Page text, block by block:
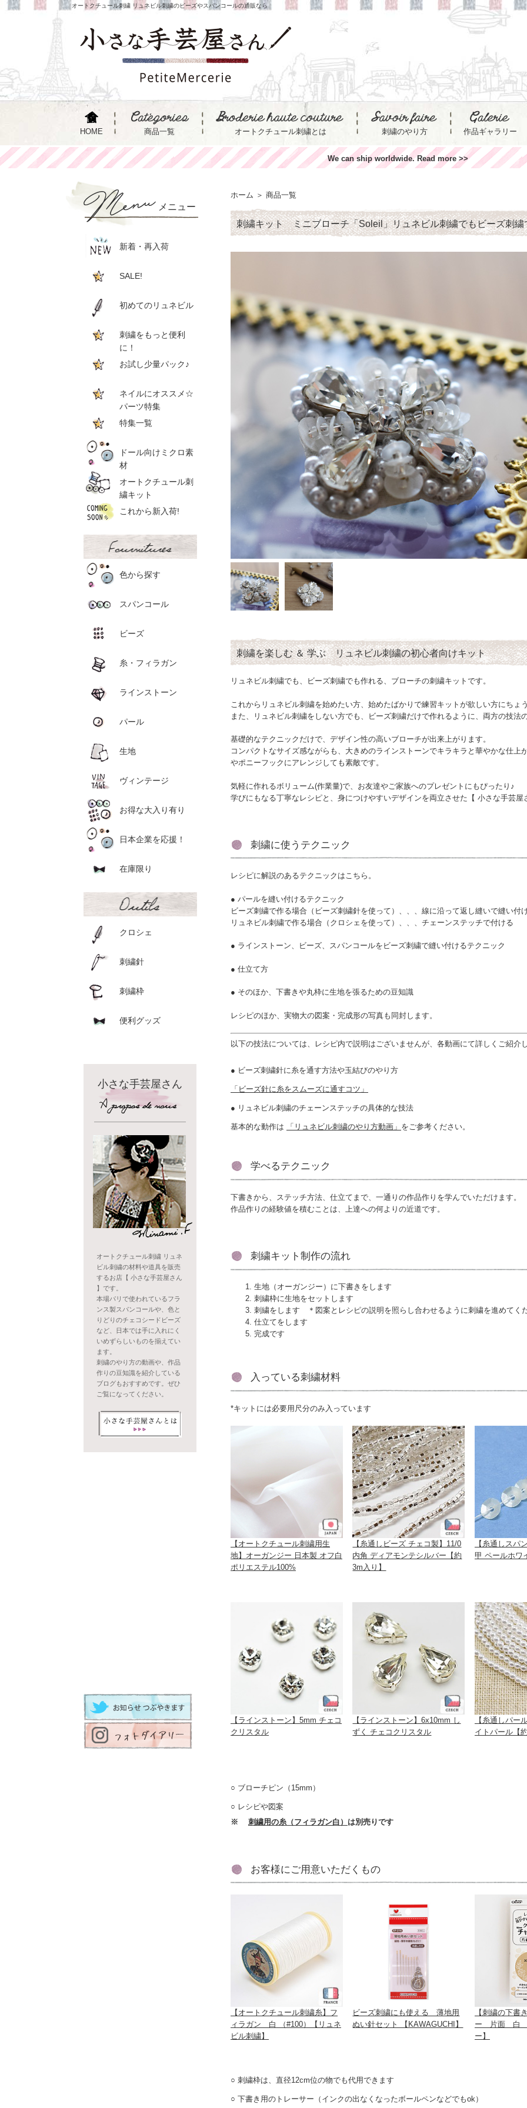
オートクチュール刺繍 リュネビル刺繍のビーズやスパンコールの通販なら
HOME 商品一覧 オートクチュール刺繍とは 刺繍のやり方 作品ギャラリー
We can ship worldwide. Read more >>
ホーム ＞ 商品一覧
刺繍キット ミニブローチ「Soleil」リュネビル刺繍でもビーズ刺繍
刺繍を楽しむ ＆ 学ぶ リュネビル刺繍の初心者向けキット
リュネビル刺繍でも、ビーズ刺繍でも作れる、ブローチの刺繍キットです。
これからリュネビル刺繍を始めたい方、始めたばかりで練習キットが欲しい方にちょ
また、リュネビル刺繍をしない方でも、ビーズ刺繍だけで作れるように、両方の技法
基礎的なテクニックだけで、デザイン性の高いブローチが出来上がります。
コンパクトなサイズ感ながらも、大きめのラインストーンでキラキラと華やかな仕
やポニーフックにアレンジしても素敵です。
気軽に作れるボリューム(作業量)で、お友達やご家族へのプレゼントにもぴったり♪
学びにもなる丁寧なレシピと、身につけやすいデザインを両立させた【 小さな手芸
刺繍に使うテクニック
レシピに解説のあるテクニックはこちら。
● パールを縫い付けるテクニック
ビーズ刺繍で作る場合（ビーズ刺繍針を使って）、、、線に沿って返し縫いで縫い付
リュネビル刺繍で作る場合（クロシェを使って）、、、チェーンステッチで付ける
● ラインストーン、ビーズ、スパンコールをビーズ刺繍で縫い付けるテクニック
● 仕立て方
● そのほか、下書きや丸枠に生地を張るための豆知識
レシピのほか、実物大の図案・完成形の写真も同封します。
以下の技法については、レシピ内で説明はございませんが、各動画にて詳しくご紹介
ビーズ刺繍針に糸を通す方法や玉結びのやり方
「ビーズ針に糸をスムーズに通すコツ」
リュネビル刺繍のチェーンステッチの具体的な技法
基本的な動作は 「リュネビル刺繍のやり方動画」 をご参考ください。
学べるテクニック
下書きから、ステッチ方法、仕立てまで、一通りの作品作りを学んでいただけます。
作品作りの経験値を積むことは、上達への何よりの近道です。
刺繍キット制作の流れ
生地（オーガンジー）に下書きをします
刺繍枠に生地をセットします
刺繍をします ＊図案とレシピの説明を照らし合わせるように刺繍を進めてく
仕立てをします
完成です
入っている刺繍材料
*キットには必要用尺分のみ入っています
【オートクチュール刺繍用生
地】オーガンジー 日本製 オフ白
ポリエステル100%
【糸通しビーズ チェコ製】11/0
内角 ディアモンテシルバー【約
3m入り】
【糸通しスパ
甲 ペールホワ
【ラインストーン】5mm チェコ
クリスタル
【ラインストーン】6x10mm し
ずく チェコクリスタル
【糸通しパー
イトパール【
ブローチピン（15mm）
レシピや図案
※ 刺繍用の糸（フィラガン白） は別売りです
お客様にご用意いただくもの
【オートクチュール刺繍糸】フ
ィラガン 白 （#100）【リュネ
ビル刺繍】
ビーズ刺繍にも使える 薄地用
ぬい針セット 【KAWAGUCHI】
【刺繍の下書
ー 片面 白 5
ー】
刺繍枠は、直径12cm位の物でも代用できます
下書き用のトレーサー（インクの出なくなったボールペンなどでもok）
メニュー
新着・再入荷
SALE!
初めてのリュネビル
刺繍をもっと便利
に！
お試し少量パック♪
ネイルにオススメ☆
パーツ特集
特集一覧
ドール向けミクロ素
材
オートクチュール刺
繍キット
これから新入荷!
色から探す
スパンコール
ビーズ
糸・フィラガン
ラインストーン
パール
生地
ヴィンテージ
お得な大入り有り
日本企業を応援！
在庫限り
クロシェ
刺繍針
刺繍枠
便利グッズ
小さな手芸屋さん
オートクチュール刺繍 リュネ
ビル刺繍の材料や道具を販売
するお店【 小さな手芸屋さん
】です。
本場パリで使われているフラ
ンス製スパンコールや、色と
りどりのチェコシードビーズ
など、日本では手に入れにく
いめずらしいものを揃えてい
ます。
刺繍のやり方の動画や、作品
作りの豆知識を紹介している
ブログもおすすめです。ぜひ
ご覧になってください。